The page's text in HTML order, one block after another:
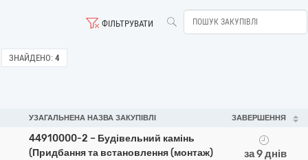
ФІЛЬТРУВАТИ
ЗНАЙДЕНО: 4
УЗАГАЛЬНЕНА НАЗВА ЗАКУПІВЛІ ЗАВЕРШЕННЯ
44910000-2 – Будівельний камінь
(Придбання та встановлення (монтаж)
за 9 днів